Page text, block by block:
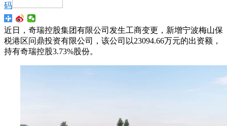
码
近日，奇瑞控股集团有限公司发生工商变更，新增宁波梅山保
税港区问鼎投资有限公司，该公司以23094.66万元的出资额，
持有奇瑞控股3.73%股份。